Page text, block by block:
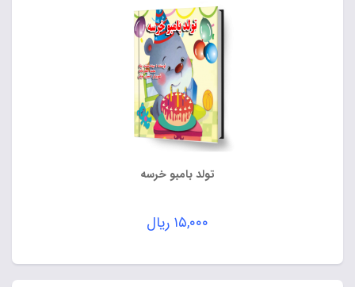
تولد بامبو خرسه
۱۵,۰۰۰ ریال